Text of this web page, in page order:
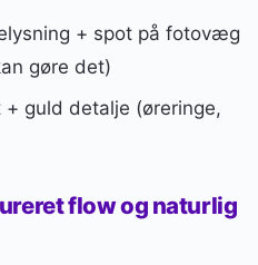
+ spot på fotovæg
gøre det)
guld detalje (øreringe,
flow og naturlig